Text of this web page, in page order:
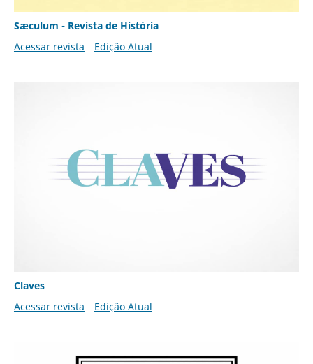
Sæculum - Revista de História
Acessar revista
Edição Atual
Claves
Acessar revista
Edição Atual